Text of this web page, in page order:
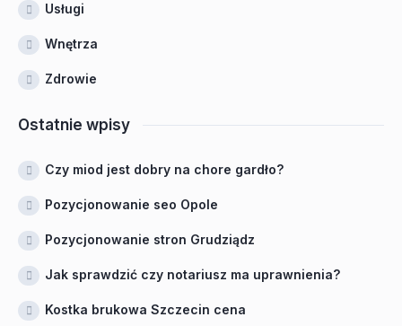
Usługi
Wnętrza
Zdrowie
Ostatnie wpisy
Czy miod jest dobry na chore gardło?
Pozycjonowanie seo Opole
Pozycjonowanie stron Grudziądz
Jak sprawdzić czy notariusz ma uprawnienia?
Kostka brukowa Szczecin cena